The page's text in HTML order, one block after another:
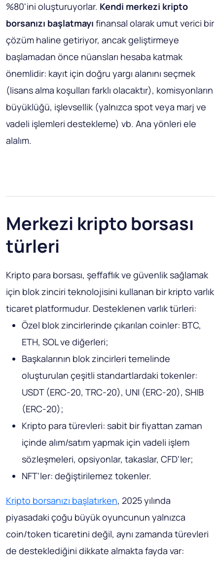
%80'ini oluşturuyorlar. Kendi merkezi kripto
borsanızı başlatmayı finansal olarak umut verici bir
çözüm haline getiriyor, ancak geliştirmeye
başlamadan önce nüansları hesaba katmak
önemlidir: kayıt için doğru yargı alanını seçmek
(lisans alma koşulları farklı olacaktır), komisyonların
büyüklüğü, işlevsellik (yalnızca spot veya marj ve
vadeli işlemleri destekleme) vb. Ana yönleri ele
alalım.
Merkezi kripto borsası
türleri
Kripto para borsası, şeffaflık ve güvenlik sağlamak
için blok zinciri teknolojisini kullanan bir kripto varlık
ticaret platformudur. Desteklenen varlık türleri:
Özel blok zincirlerinde çıkarılan coinler: BTC,
ETH, SOL ve diğerleri;
Başkalarının blok zincirleri temelinde
oluşturulan çeşitli standartlardaki tokenler:
USDT (ERC-20, TRC-20), UNI (ERC-20), SHIB
(ERC-20);
Kripto para türevleri: sabit bir fiyattan zaman
içinde alım/satım yapmak için vadeli işlem
sözleşmeleri, opsiyonlar, takaslar, CFD'ler;
NFT'ler: değiştirilemez tokenler.
Kripto borsanızı başlatırken, 2025 yılında
piyasadaki çoğu büyük oyuncunun yalnızca
coin/token ticaretini değil, aynı zamanda türevleri
de desteklediğini dikkate almakta fayda var: